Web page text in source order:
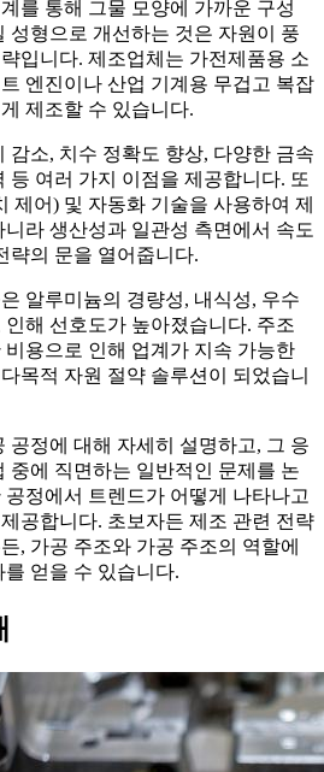
를 통해 그물 모양에 가까운 구성
성형으로 개선하는 것은 자원이 풍
입니다. 제조업체는 가전제품용 소
엔진이나 산업 기계용 무겁고 복잡
제조할 수 있습니다.
감소, 치수 정확도 향상, 다양한 금속
등 여러 가지 이점을 제공합니다. 또
제어) 및 자동화 기술을 사용하여 제
라 생산성과 일관성 측면에서 속도
략의 문을 열어줍니다.
알루미늄의 경량성, 내식성, 우수
해 선호도가 높아졌습니다. 주조
용으로 인해 업계가 지속 가능한
목적 자원 절약 솔루션이 되었습니
공정에 대해 자세히 설명하고, 그 응
중에 직면하는 일반적인 문제를 논
정에서 트렌드가 어떻게 나타나고
공합니다. 초보자든 제조 관련 전략
, 가공 주조와 가공 주조의 역할에
얻을 수 있습니다.